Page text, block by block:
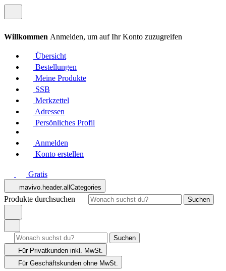
Willkommen Anmelden, um auf Ihr Konto zuzugreifen
Übersicht
Bestellungen
Meine Produkte
SSB
Merkzettel
Adressen
Persönliches Profil
Anmelden
Konto erstellen
Gratis
mavivo.header.allCategories
Produkte durchsuchen Suchen
Suchen
Für Privatkunden inkl. MwSt.
Für Geschäftskunden ohne MwSt.